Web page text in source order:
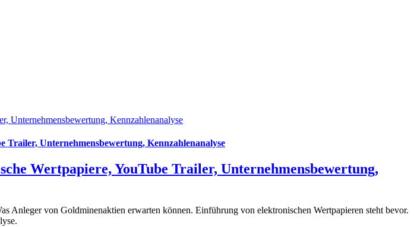
Unternehmensbewertung, Kennzahlenanalyse
Trailer, Unternehmensbewertung, Kennzahlenanalyse
Wertpapiere, YouTube Trailer, Unternehmensbewertung,
Anleger von Goldminenaktien erwarten können. Einführung von elektronischen Wertpapieren steht bevor.